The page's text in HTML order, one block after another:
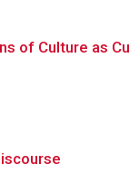
of Culture as